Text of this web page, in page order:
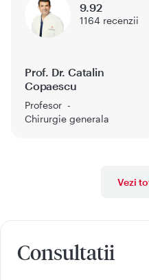
Prof. Dr. Catalin
Copaescu
Profesor
Chirurgie generala
9.92
1164 recenzii
Vezi
Consultatii